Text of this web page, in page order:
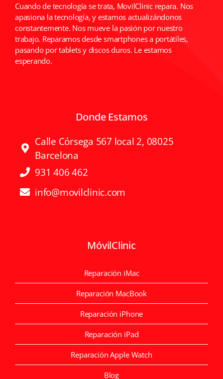
Cuando de tecnología se trata, MovilClinic repara. Nos
apasiona la tecnología, y estamos actualizándonos
constantemente. Nos mueve la pasión por nuestro
trabajo. Reparamos desde smartphones a portátiles,
pasando por tablets y discos duros. Le estamos
esperando.
Donde Estamos
Calle Córsega 567 local 2, 08025
Barcelona
931 406 462
info@movilclinic.com
MóvilClinic
Reparación iMac
Reparación MacBook
Reparación iPhone
Reparación iPad
Reparación Apple Watch
Blog